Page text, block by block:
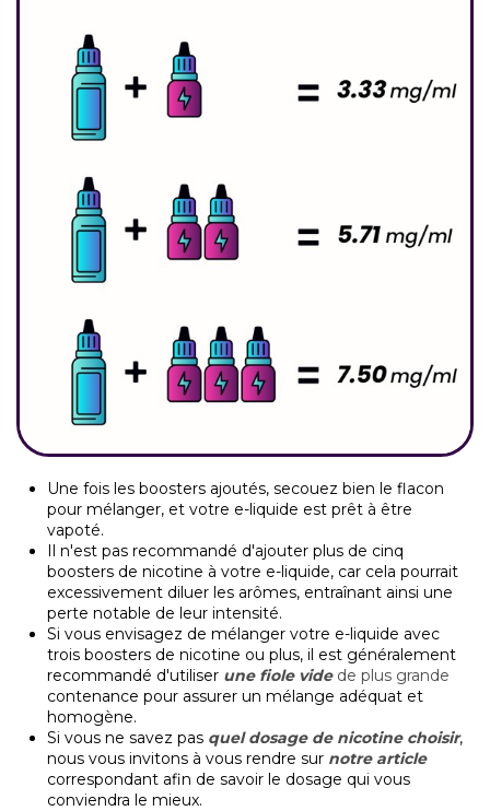
Une fois les boosters ajoutés, secouez bien le flacon
pour mélanger, et votre e-liquide est prêt à être
vapoté.
Il n'est pas recommandé d'ajouter plus de cinq
boosters de nicotine à votre e-liquide, car cela pourrait
excessivement diluer les arômes, entraînant ainsi une
perte notable de leur intensité.
Si vous envisagez de mélanger votre e-liquide avec
trois boosters de nicotine ou plus, il est généralement
recommandé d'utiliser une fiole videde plus grande
contenance pour assurer un mélange adéquat et
homogène.
Si vous ne savez pas quel dosage de nicotine choisir,
nous vous invitons à vous rendre sur notre article
correspondant afin de savoir le dosage qui vous
conviendra le mieux.